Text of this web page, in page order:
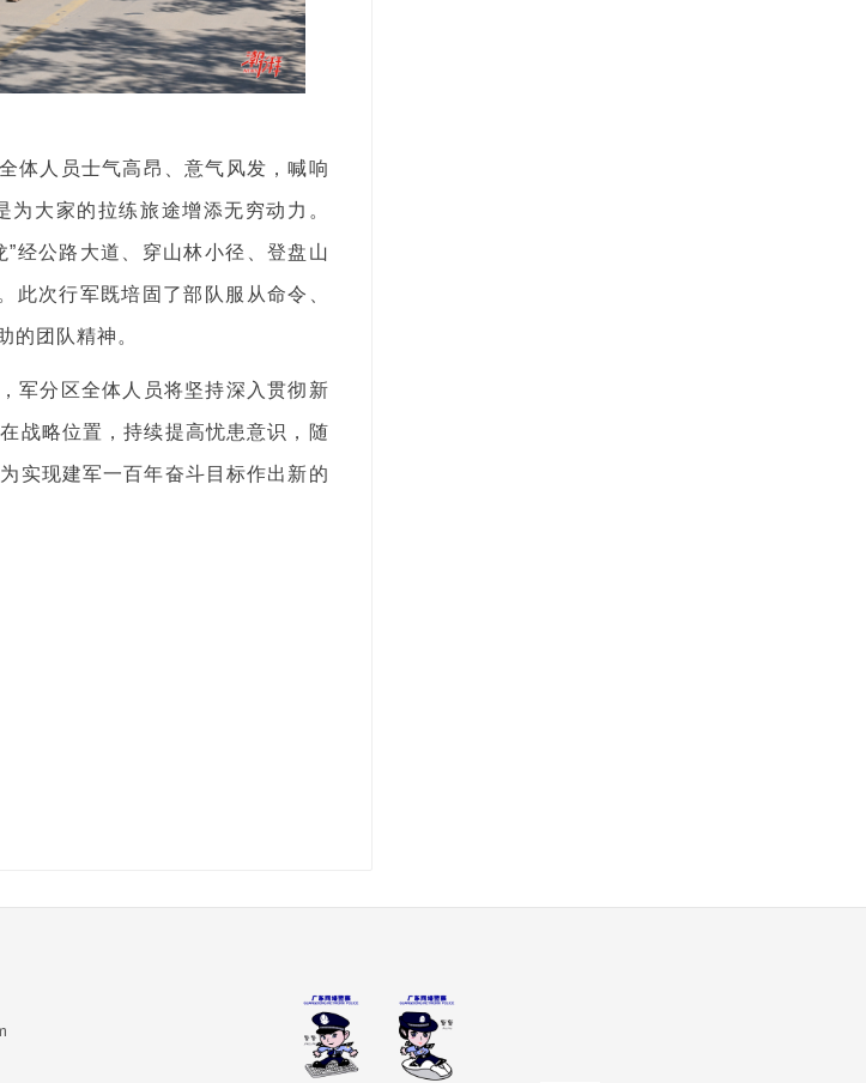
体人员士气高昂、意气风发，喊响
大家的拉练旅途增添无穷动力。
经公路大道、穿山林小径、登盘山
次行军既培固了部队服从命令、
的团队精神。
军分区全体人员将坚持深入贯彻新
战略位置，持续提高忧患意识，随
实现建军一百年奋斗目标作出新的